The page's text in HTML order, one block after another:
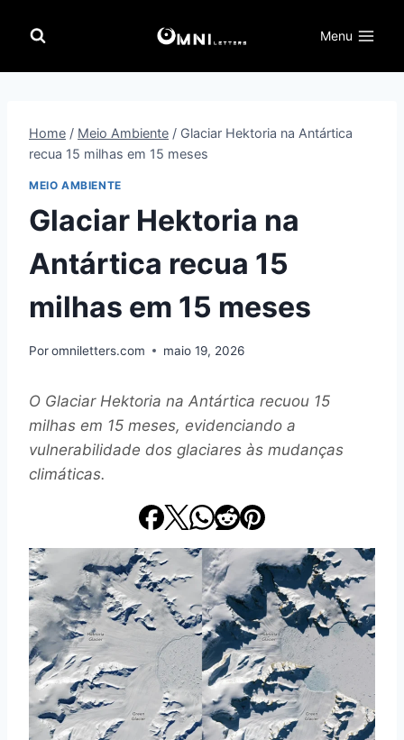
para
Menu
Home / Meio Ambiente / Glaciar Hektoria na Antártica
recua 15 milhas em 15 meses
MEIO AMBIENTE
Glaciar Hektoria na
Antártica recua 15
milhas em 15 meses
Poromniletters.com maio 19, 2026
O Glaciar Hektoria na Antártica recuou 15
milhas em 15 meses, evidenciando a
vulnerabilidade dos glaciares às mudanças
climáticas.